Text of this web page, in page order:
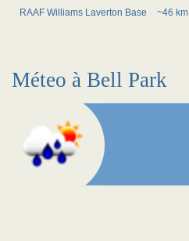
RAAF Williams Laverton Base
~46 km
Méteo à Bell Park